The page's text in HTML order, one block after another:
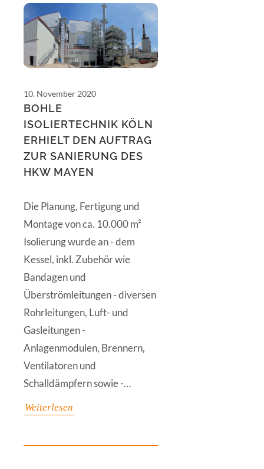
10. November 2020
BOHLE
ISOLIERTECHNIK KÖLN
ERHIELT DEN AUFTRAG
ZUR SANIERUNG DES
HKW MAYEN
Die Planung, Fertigung und
Montage von ca. 10.000 m²
Isolierung wurde an - dem
Kessel, inkl. Zubehör wie
Bandagen und
Überströmleitungen - diversen
Rohrleitungen, Luft- und
Gasleitungen -
Anlagenmodulen, Brennern,
Ventilatoren und
Schalldämpfern sowie -…
Weiterlesen